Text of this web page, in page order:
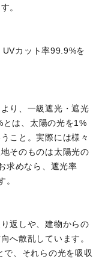
。
カット率99.9%を
り、一級遮光・遮光
は、太陽の光を1%
こと。実際には様々
そのものは太陽光の
求めなら、遮光率
。
返しや、建物からの
へ散乱しています。
、それらの光を吸収